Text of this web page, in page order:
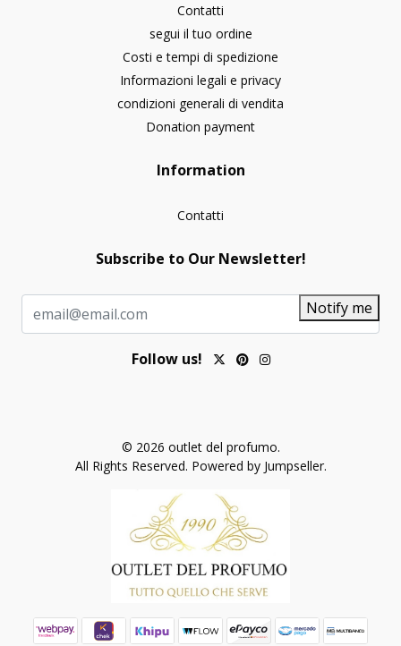
Contatti
segui il tuo ordine
Costi e tempi di spedizione
Informazioni legali e privacy
condizioni generali di vendita
Donation payment
Information
Contatti
Subscribe to Our Newsletter!
Notify me
Follow us!
© 2026 outlet del profumo.
All Rights Reserved. Powered by Jumpseller.